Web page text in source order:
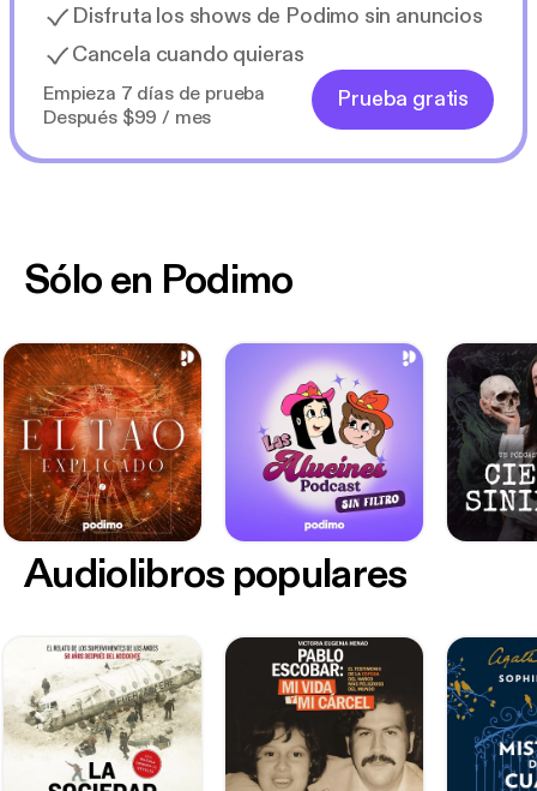
Disfruta los shows de Podimo sin anuncios
Cancela cuando quieras
Empieza 7 días de prueba
Después $99 / mes
Prueba gratis
Sólo en Podimo
Audiolibros populares